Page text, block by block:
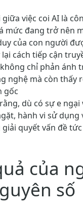
giữa việc coi AI là
mức đang trở nên
của con người
lại cách tiếp cận
chỉ phản ánh
nghệ mà còn thấy
gốc
dù có sự e
hành vi sử dụng
giải quyết vấn đề
của
số